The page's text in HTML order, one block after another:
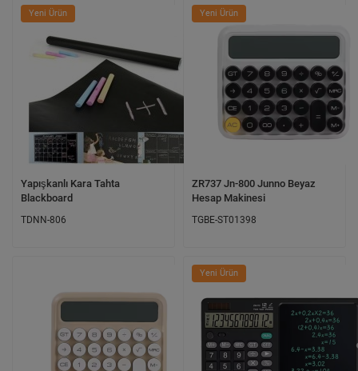
Yeni Ürün
Yapışkanlı Kara Tahta
Blackboard
TDNN-806
Yeni Ürün
ZR737 Jn-800 Junno Beyaz
Hesap Makinesi
TGBE-ST01398
Yeni Ürün